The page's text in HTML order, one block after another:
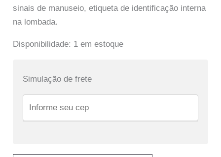
sinais de manuseio, etiqueta de identificação interna
na lombada.
Disponibilidade: 1 em estoque
Simulação de frete